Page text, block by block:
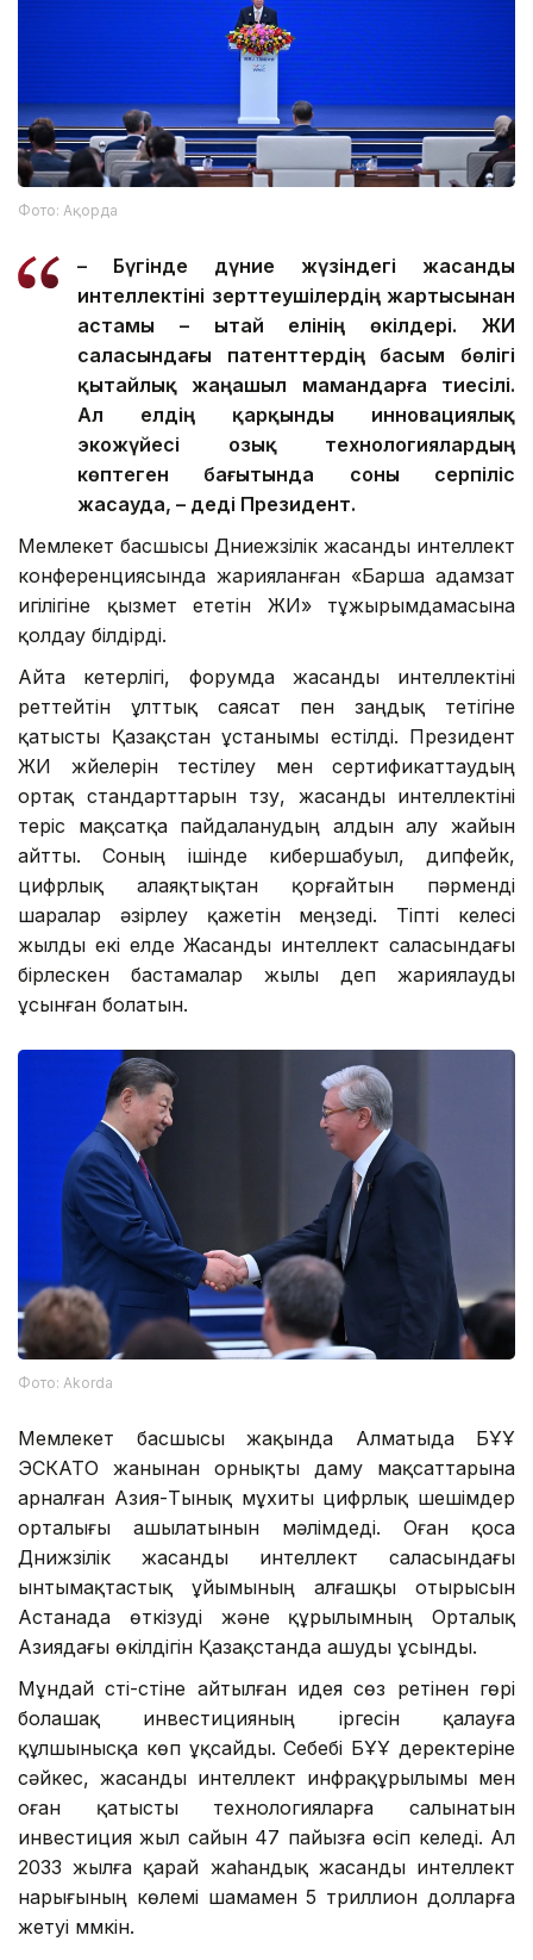
Фото: Ақорда
– Бүгінде дүние жүзіндегі жасанды
интеллектіні зерттеушілердің жартысынан
астамы – Қытай елінің өкілдері. ЖИ
саласындағы патенттердің басым бөлігі
қытайлық жаңашыл мамандарға тиесілі.
Ал елдің қарқынды инновациялық
экожүйесі озық технологиялардың
көптеген бағытында соны серпіліс
жасауда, – деді Президент.
Мемлекет басшысы Дүниежүзілік жасанды интеллект
конференциясында жарияланған «Барша адамзат
игілігіне қызмет ететін ЖИ» тұжырымдамасына
қолдау білдірді.
Айта кетерлігі, форумда жасанды интеллектіні
реттейтін ұлттық саясат пен заңдық тетігіне
қатысты Қазақстан ұстанымы естілді. Президент
ЖИ жүйелерін тестілеу мен сертификаттаудың
ортақ стандарттарын түзу, жасанды интеллектіні
теріс мақсатқа пайдаланудың алдын алу жайын
айтты. Соның ішінде кибершабуыл, дипфейк,
цифрлық алаяқтықтан қорғайтын пәрменді
шаралар әзірлеу қажетін меңзеді. Тіпті келесі
жылды екі елде Жасанды интеллект саласындағы
бірлескен бастамалар жылы деп жариялауды
ұсынған болатын.
Фото: Аkorda
Мемлекет басшысы жақында Алматыда БҰҰ
ЭСКАТО жанынан орнықты даму мақсаттарына
арналған Азия-Тынық мұхиты цифрлық шешімдер
орталығы ашылатынын мәлімдеді. Оған қоса
Дүнижүзілік жасанды интеллект саласындағы
ынтымақтастық ұйымының алғашқы отырысын
Астанада өткізуді және құрылымның Орталық
Азиядағы өкілдігін Қазақстанда ашуды ұсынды.
Мұндай үсті-үстіне айтылған идея сөз ретінен гөрі
болашақ инвестицияның іргесін қалауға
құлшынысқа көп ұқсайды. Себебі БҰҰ деректеріне
сәйкес, жасанды интеллект инфрақұрылымы мен
оған қатысты технологияларға салынатын
инвестиция жыл сайын 47 пайызға өсіп келеді. Ал
2033 жылға қарай жаһандық жасанды интеллект
нарығының көлемі шамамен 5 триллион долларға
жетуі мүмкін.